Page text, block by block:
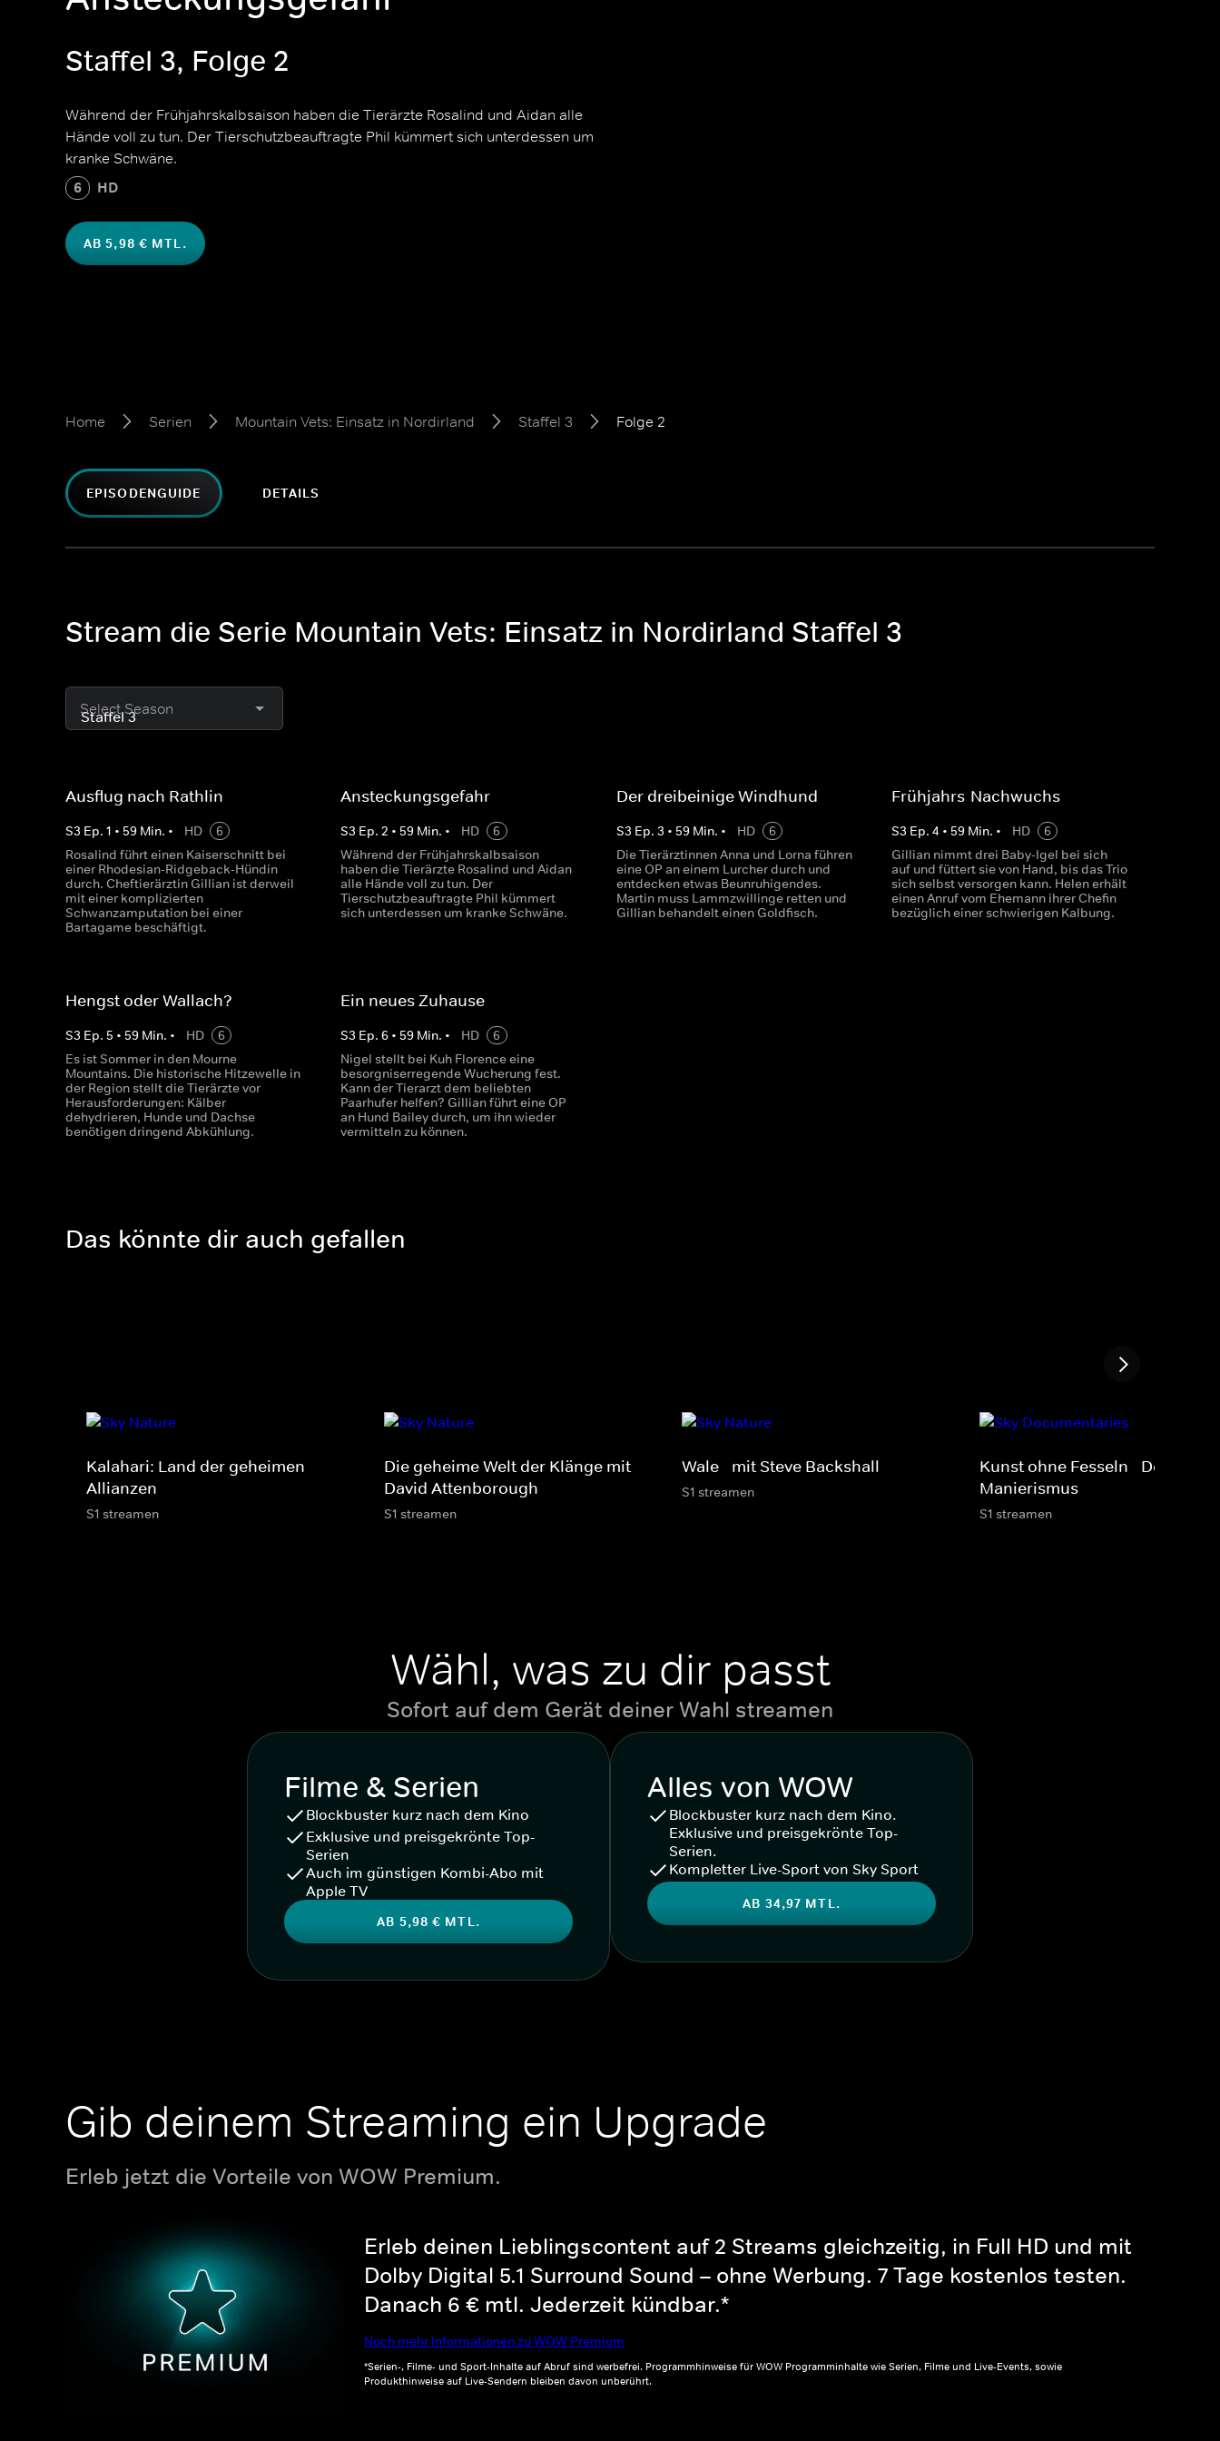
Staffel 3, Folge 2
Während der Frühjahrskalbsaison haben die Tierärzte Rosalind und Aidan alle
Hände voll zu tun. Der Tierschutzbeauftragte Phil kümmert sich unterdessen um
kranke Schwäne.
6 HD
AB 5,98 € MTL.
Home Serien Mountain Vets: Einsatz in Nordirland Staffel 3 Folge 2
EPISODENGUIDE DETAILS
Stream die Serie Mountain Vets: Einsatz in Nordirland Staffel 3
Select Season
Ausflug nach Rathlin
S3 Ep. 1 • 59 Min. • HD
6
Rosalind führt einen Kaiserschnitt bei
einer Rhodesian-Ridgeback-Hündin
durch. Cheftierärztin Gillian ist derweil
mit einer komplizierten
Schwanzamputation bei einer
Bartagame beschäftigt.
Ansteckungsgefahr
S3 Ep.2 • 59 Min. • HD
6
Während der Frühjahrskalbsaison
haben die Tierärzte Rosalind und Aidan
alle Hände voll zu tun. Der
Tierschutzbeauftragte Phil kümmert
sich unterdessen um kranke Schwäne.
Der dreibeinige Windhund
S3 Ep. 3 • 59Min. • HD
6
Die Tierärztinnen Anna und Lorna führen
eine OP an einem Lurcher durch und
entdecken etwas Beunruhigendes.
Martin muss Lammzwillinge retten und
Gillian behandelt einen Goldfisch.
Frühjahrs-Nachwuchs
S3 Ep. 4 • 59Min. • HD
6
Gillian nimmt drei Baby-Igel bei sich
auf und füttert sie von Hand, bis das Trio
sich selbst versorgen kann. Helen erhält
einen Anruf vom Ehemann ihrer Chefin
bezüglich einer schwierigen Kalbung.
Hengst oder Wallach?
S3 Ep. 5 • 59 Min. • HD
6
Es ist Sommer in den Mourne
Mountains. Die historische Hitzewelle in
der Region stellt die Tierärzte vor
Herausforderungen: Kälber
dehydrieren, Hunde und Dachse
benötigen dringend Abkühlung.
Ein neues Zuhause
S3 Ep.6 • 59 Min. • HD
6
Nigel stellt bei Kuh Florence eine
besorgniserregende Wucherung fest.
Kann der Tierarzt dem beliebten
Paarhufer helfen? Gillian führt eine OP
an Hund Bailey durch, um ihn wieder
vermitteln zu können.
Das könnte dir auch gefallen
Kalahari: Land der geheimen
Allianzen
S1 streamen
Die geheime Welt der Klänge mit
David Attenborough
S1 streamen
Wale - mit Steve Backshall
S1 streamen
Kunst ohne Fesseln - Der
Manierismus
S1 streamen
Wähl, was zu dir passt
Sofort auf dem Gerät deiner Wahl streamen
Filme & Serien
Blockbuster kurz nach dem Kino
Exklusive und preisgekrönte Top-
Serien
Auch im günstigen Kombi-Abo mit
Apple TV
AB 5,98 € MTL.
Alles von WOW
Blockbuster kurz nach dem Kino.
Exklusive und preisgekrönte Top-
Serien.
Kompletter Live-Sport von Sky Sport
AB 34,97 MTL.
Gib deinem Streaming ein Upgrade
Erleb jetzt die Vorteile von WOW Premium.
Erleb deinen Lieblingscontent auf 2 Streams gleichzeitig, in Full HD und mit
Dolby Digital 5.1 Surround Sound – ohne Werbung. 7 Tage kostenlos testen.
Danach 6 € mtl. Jederzeit kündbar.*
Noch mehr Informationen zu WOW Premium
*Serien-, Filme- und Sport-Inhalte auf Abruf sind werbefrei. Programmhinweise für WOW Programminhalte wie Serien, Filme und Live-Events, sowie
Produkthinweise auf Live-Sendern bleiben davon unberührt.